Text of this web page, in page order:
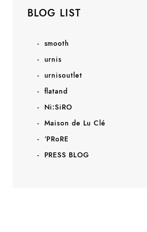
BLOG LIST
smooth
urnis
urnisoutlet
flatand
Ni:SiRO
Maison de Lu Clé
‘PRoRE
PRESS BLOG